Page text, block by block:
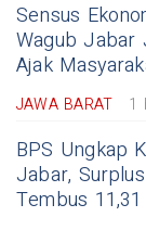
Sensus
Wagub Jabar
Ajak
JAWA BARAT 1
BPS Ungkap
Jabar,
Tembus